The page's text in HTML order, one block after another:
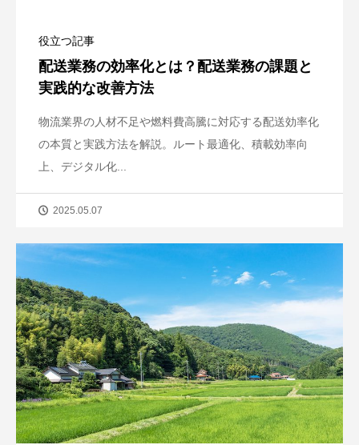
役立つ記事
配送業務の効率化とは？配送業務の課題と
実践的な改善方法
物流業界の人材不足や燃料費高騰に対応する配送効率化
の本質と実践方法を解説。ルート最適化、積載効率向
上、デジタル化...
2025.05.07